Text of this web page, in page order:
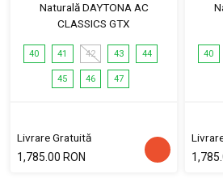
Naturală DAYTONA AC
CLASSICS GTX
40 41 42 43 44
45 46 47
Livrare Gratuită
1,785.00 RON
40